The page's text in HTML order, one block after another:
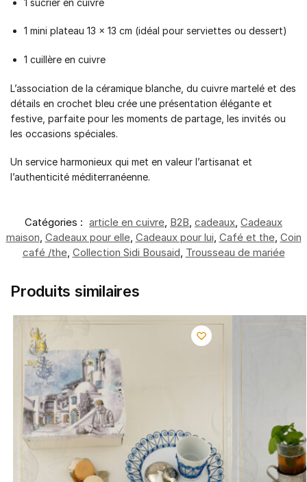
1 sucrier en cuivre
1 mini plateau 13 × 13 cm (idéal pour serviettes ou dessert)
1 cuillère en cuivre
L’association de la céramique blanche, du cuivre martelé et des
détails en crochet bleu crée une présentation élégante et
festive, parfaite pour les moments de partage, les invités ou
les occasions spéciales.
Un service harmonieux qui met en valeur l’artisanat et
l’authenticité méditerranéenne.
Catégories : article en cuivre B2B cadeaux Cadeaux
maison Cadeaux pour elle, Cadeaux pour lui Café et the, Coin
café /the, Collection Sidi Bousaid Trousseau de mariée
Produits similaires